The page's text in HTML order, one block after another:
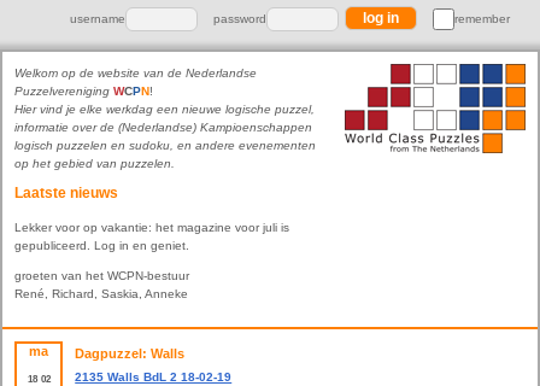
username password remember
Welkom op de website van de Nederlandse
Puzzelvereniging WCPN!
Hier vind je elke werkdag een nieuwe logische puzzel,
informatie over de (Nederlandse) Kampioenschappen
logisch puzzelen en sudoku, en andere evenementen
op het gebied van puzzelen.
Laatste nieuws
Lekker voor op vakantie: het magazine voor juli is
gepubliceerd. Log in en geniet.
groeten van het WCPN-bestuur
René, Richard, Saskia, Anneke
ma
18 02
Dagpuzzel: Walls
2135 Walls BdL 2 18-02-19